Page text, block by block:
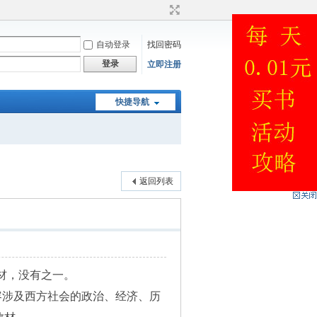
自动登录
找回密码
登录
立即注册
快捷导航
返回列表
没有之一。
及西方社会的政治、经济、历